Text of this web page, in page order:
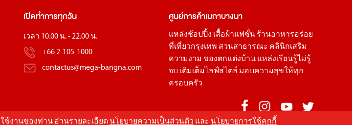
เปิดทำการทุกวัน
เวลา 10.00 น. - 22.00 น.
+66 2-105-1000
contactus@mega-bangna.com
ศูนย์การค้าเมกาบางนา
แหล่งช้อปปิ้ง เสื้อผ้าแฟชั่น ร้านอาหารอร่อย
ที่เที่ยวกรุงเทพ สวนสาธารณะ คลินิกเสริม
ความงาม ของตกแต่งบ้าน แหล่งเรียนรู้ไม่รู้
จบ เติมเต็มไลฟ์สไตล์ มอบความสุขให้ทุก
ครอบครัว
ช้งานของท่าน อ่านรายละเอียด นโยบายความเป็นส่วนตัว และ นโยบายการใช้คุกกี้